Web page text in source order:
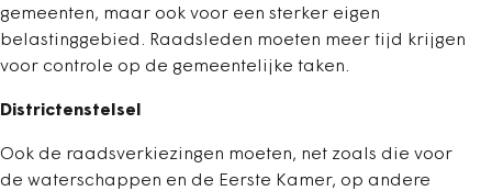
gemeenten, maar ook voor een sterker eigen
belastinggebied. Raadsleden moeten meer tijd krijgen
voor controle op de gemeentelijke taken.
Districtenstelsel
Ook de raadsverkiezingen moeten, net zoals die voor
de waterschappen en de Eerste Kamer, op andere